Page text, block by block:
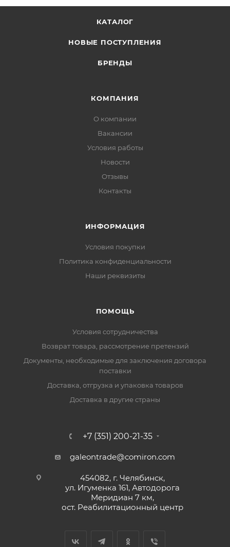
КАТАЛОГ
НОВЫЕ ПОСТУПЛЕНИЯ
БРЕНДЫ
КОМПАНИЯ
О компании
Вакансии
Условия работы
Новости
Отзывы
Контакты
ИНФОРМАЦИЯ
Условия покупки
Политика конфиденциальности
Наши реквизиты
ПОМОЩЬ
Условия сотрудничества
Возврат товара, рассмотрение претензий
Документы, необходимые для заключения договора
поставки
Доставка, отгрузка и упаковка товаров
Доставка в другие страны
+7 (351) 200-21-35
galeontrade@comiron.com
454082, г. Челябинск,
ул. Игуменка 161, Автодорога
Меридиан 7 км,
ост. Реабилитационный центр